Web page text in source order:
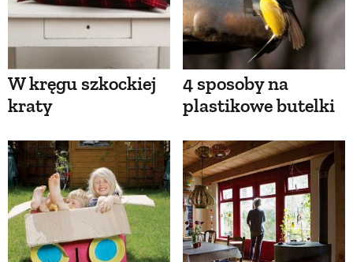
W kręgu szkockiej
kraty
4 sposoby na
plastikowe butelki